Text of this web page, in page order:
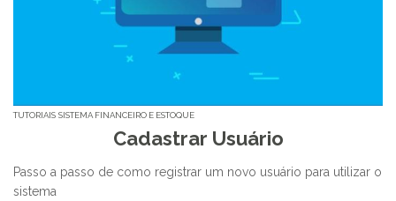
TUTORIAIS SISTEMA FINANCEIRO E ESTOQUE
Cadastrar Usuário
Passo a passo de como registrar um novo usuário para utilizar o
sistema